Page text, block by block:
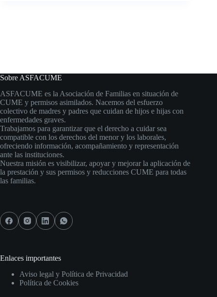
Sobre ASFACUME
ASFACUME es la Asociación de Familias en situación de
CUME y permisos asimilados. Nacemos del esfuerzo
colectivo de madres y padres que cuidan de hijos e hijas con
enfermedades graves.
Trabajamos para garantizar que el derecho a cuidar sea
compatible con los derechos del menor y los laborales,
ofreciendo información, acompañamiento y representación
ante las instituciones.
Nuestra misión es visibilizar, apoyar y mejorar la aplicación de
la prestación y sus permisos y reducciones CUME para todas
las familias.
Enlaces importantes
Aviso legal y Política de Privacidad
Política de Cookies